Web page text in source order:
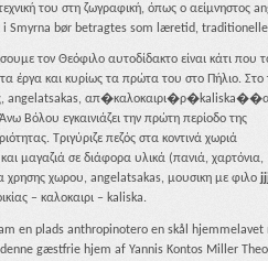
του στη ζωγραφική, όπως ο αείμνηστος
i Smyrna bør betragtes som læretid,
τον Θεόφιλο αυτοδίδακτο είναι κάτι που
έργα και κυρίως τα πρώτα του στο Πήλιο. Στο
angelatsakas,
Άνω Βόλου εγκαινιάζει την πρώτη περίοδο της
Τριγύριζε πεζός στα κοντινά χωριά
και μαγαζιά σε διάφορα υλικά (πανιά, χαρτόνια,
χρησης χωρου, angelatsakas, μουσικη με φιλο
– καλοκαιρι – kaliska.
en plads anthropinotero en skål hjemmelavet
gæstfrie hjem af Yannis Kontos Miller